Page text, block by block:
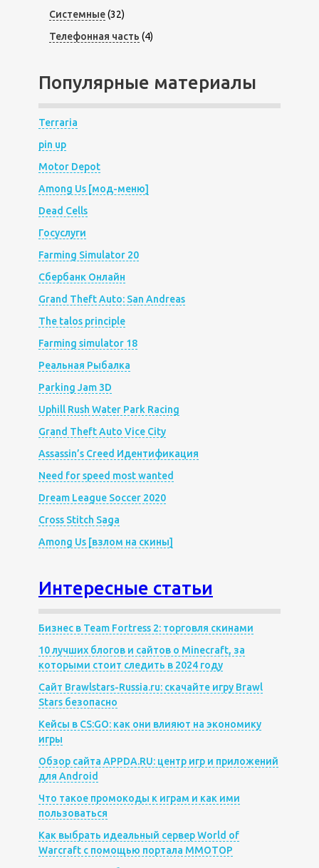
Системные(32)
Телефонная часть (4)
Популярные материалы
Terraria
pin up
Motor Depot
Among Us [мод-меню]
Dead Cells
Госуслуги
Farming Simulator 20
Сбербанк Онлайн
Grand Theft Auto: San Andreas
The talos principle
Farming simulator 18
Реальная Рыбалка
Parking Jam 3D
Uphill Rush Water Park Racing
Grand Theft Auto Vice City
Assassin’s Creed Идентификация
Need for speed most wanted
Dream League Soccer 2020
Cross Stitch Saga
Among Us [взлом на скины]
Интересные статьи
Бизнес в Team Fortress 2: торговля скинами
10 лучших блогов и сайтов о Minecraft, за
которыми стоит следить в 2024 году
Сайт Brawlstars-Russia.ru: скачайте игру Brawl
Stars безопасно
Кейсы в CS:GO: как они влияют на экономику
игры
Обзор сайта APPDA.RU: центр игр и приложений
для Android
Что такое промокоды к играм и как ими
пользоваться
Как выбрать идеальный сервер World of
Warcraft с помощью портала MMOTOP